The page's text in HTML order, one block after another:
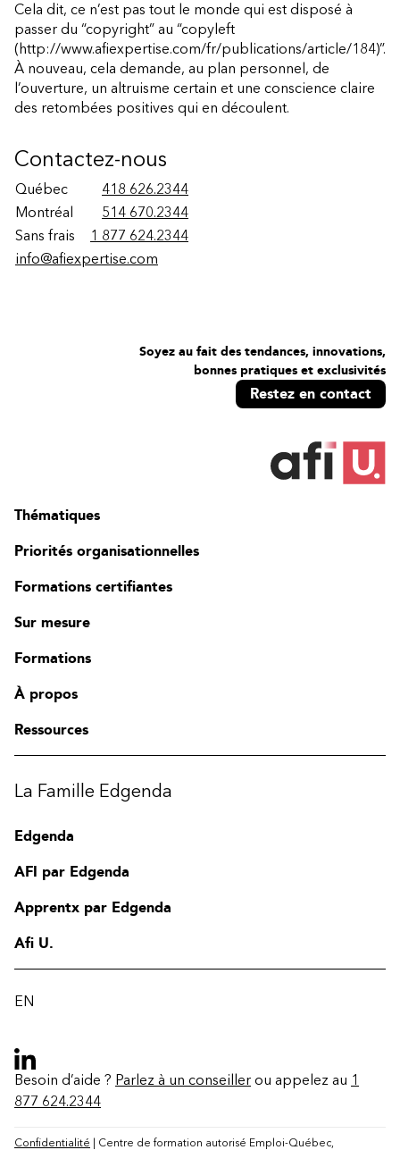
Cela dit, ce n’est pas tout le monde qui est disposé à
passer du “copyright” au “copyleft
(http://www.afiexpertise.com/fr/publications/article/184)”.
À nouveau, cela demande, au plan personnel, de
l’ouverture, un altruisme certain et une conscience claire
des retombées positives qui en découlent.
Contactez-nous
Québec
418 626.2344
Montréal
514 670.2344
Sans frais
1 877 624.2344
info@afiexpertise.com
Soyez au fait des tendances, innovations,
bonnes pratiques et exclusivités
Restez en contact
Thématiques
Priorités organisationnelles
Formations certifiantes
Sur mesure
Formations
À propos
Ressources
La Famille Edgenda
Edgenda
AFI par Edgenda
Apprentx par Edgenda
Afi U.
EN
Besoin d’aide ? Parlez à un conseiller ou appelez au 1
877 624.2344
Confidentialité | Centre de formation autorisé Emploi-Québec,